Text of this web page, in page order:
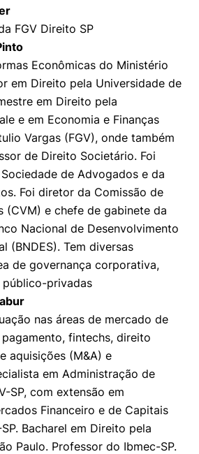
FGV Direito SP
Econômicas do Ministério
em Direito pela Universidade de
em Direito pela
e em Economia e Finanças
Vargas (FGV), onde também
de Direito Societário. Foi
de Advogados e da
Foi diretor da Comissão de
(CVM) e chefe de gabinete da
Nacional de Desenvolvimento
(BNDES). Tem diversas
de governança corporativa,
privadas
nas áreas de mercado de
fintechs, direito
aquisições (M&A) e
em Administração de
SP, com extensão em
Financeiro e de Capitais
Bacharel em Direito pela
Paulo. Professor do Ibmec-SP.